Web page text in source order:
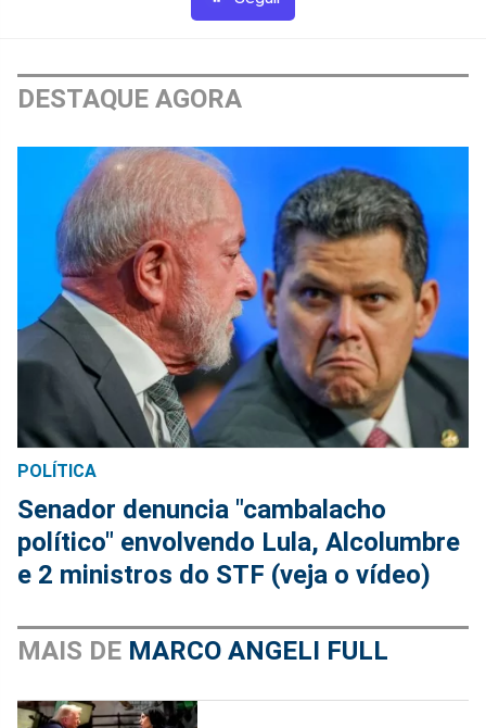
DESTAQUE AGORA
POLÍTICA
Senador denuncia "cambalacho
político" envolvendo Lula, Alcolumbre
e 2 ministros do STF (veja o vídeo)
MAIS DE MARCO ANGELI FULL